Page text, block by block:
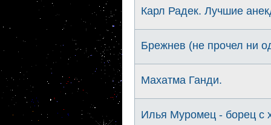
Карл Радек. Лучшие
Брежнев (не прочел ни
Махатма Ганди.
Илья Муромец - борец с